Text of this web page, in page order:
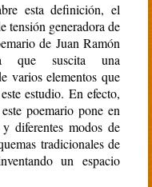
esta definición, el
tensión generadora de
de Juan Ramón
que suscita una
varios elementos que
estudio. En efecto,
poemario pone en
diferentes modos de
tradicionales de
un espacio